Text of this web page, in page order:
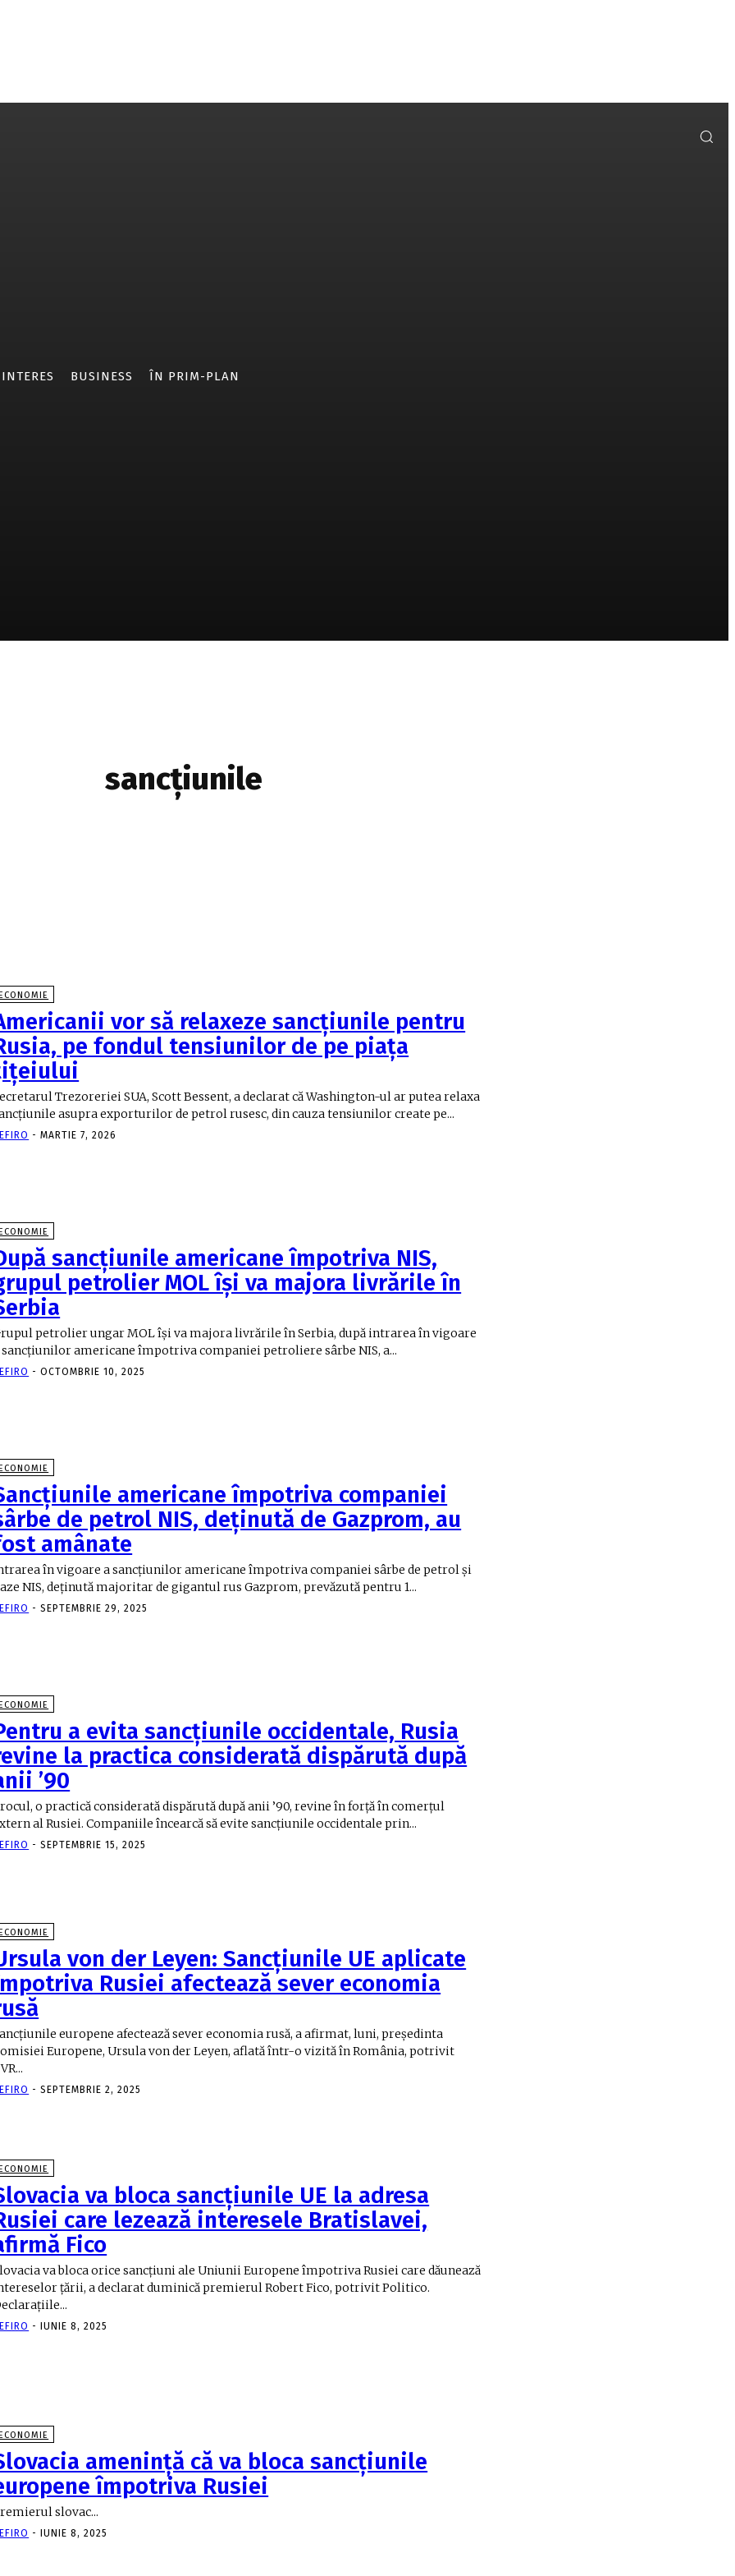
BUSINESS ÎN PRIM-PLAN
sancţiunile
vor să relaxeze sancțiunile pentru
pe fondul tensiunilor de pe piața
Trezoreriei SUA, Scott Bessent, a declarat că Washington-ul ar putea relaxa
asupra exporturilor de petrol rusesc, din cauza tensiunilor create pe...
- MARTIE 7, 2026
sancţiunile americane împotriva NIS,
petrolier MOL îşi va majora livrările în
petrolier ungar MOL îşi va majora livrările în Serbia, după intrarea în vigoare
sancţiunilor americane împotriva companiei petroliere sârbe NIS, a...
- OCTOMBRIE 10, 2025
americane împotriva companiei
de petrol NIS, deținută de Gazprom, au
amânate
în vigoare a sancţiunilor americane împotriva companiei sârbe de petrol şi
NIS, deţinută majoritar de gigantul rus Gazprom, prevăzută pentru 1...
- SEPTEMBRIE 29, 2025
a evita sancțiunile occidentale, Rusia
la practica considerată dispărută după
’90
o practică considerată dispărută după anii ’90, revine în forță în comerțul
al Rusiei. Companiile încearcă să evite sancțiunile occidentale prin...
- SEPTEMBRIE 15, 2025
von der Leyen: Sancțiunile UE aplicate
Rusiei afectează sever economia
europene afectează sever economia rusă, a afirmat, luni, președinta
Europene, Ursula von der Leyen, aflată într-o vizită în România, potrivit
- SEPTEMBRIE 2, 2025
va bloca sancțiunile UE la adresa
care lezează interesele Bratislavei,
Fico
va bloca orice sancțiuni ale Uniunii Europene împotriva Rusiei care dăunează
țării, a declarat duminică premierul Robert Fico, potrivit Politico.
- IUNIE 8, 2025
ameninţă că va bloca sancţiunile
împotriva Rusiei
slovac...
- IUNIE 8, 2025